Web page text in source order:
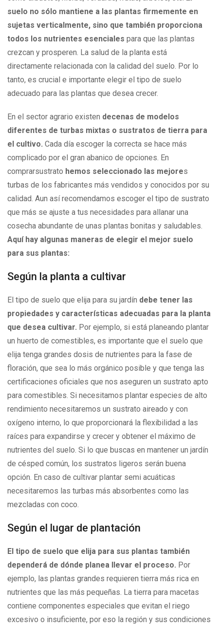
suelo no sólo mantiene a las plantas firmemente en
sujetas verticalmente, sino que también proporciona
todos los nutrientes esenciales para que las plantas
crezcan y prosperen. La salud de la planta está
directamente relacionada con la calidad del suelo. Por lo
tanto, es crucial e importante elegir el tipo de suelo
adecuado para las plantas que desea crecer.
En el sector agrario existen decenas de modelos
diferentes de turbas mixtas o sustratos de tierra para
el cultivo. Cada día escoger la correcta se hace más
complicado por el gran abanico de opciones. En
comprarsustrato hemos seleccionado las mejores
turbas de los fabricantes más vendidos y conocidos por su
calidad. Aun así recomendamos escoger el tipo de sustrato
que más se ajuste a tus necesidades para allanar una
cosecha abundante de unas plantas bonitas y saludables.
Aquí hay algunas maneras de elegir el mejor suelo
para sus plantas:
Según la planta a cultivar
El tipo de suelo que elija para su jardín debe tener las
propiedades y características adecuadas para la planta
que desea cultivar. Por ejemplo, si está planeando plantar
un huerto de comestibles, es importante que el suelo que
elija tenga grandes dosis de nutrientes para la fase de
floración, que sea lo más orgánico posible y que tenga las
certificaciones oficiales que nos aseguren un sustrato apto
para comestibles. Si necesitamos plantar especies de alto
rendimiento necesitaremos un sustrato aireado y con
oxígeno interno, lo que proporcionará la flexibilidad a las
raíces para expandirse y crecer y obtener el máximo de
nutrientes del suelo. Si lo que buscas en mantener un jardín
de césped común, los sustratos ligeros serán buena
opción. En caso de cultivar plantar semi acuáticas
necesitaremos las turbas más absorbentes como las
mezcladas con coco.
Según el lugar de plantación
El tipo de suelo que elija para sus plantas también
dependerá de dónde planea llevar el proceso. Por
ejemplo, las plantas grandes requieren tierra más rica en
nutrientes que las más pequeñas. La tierra para macetas
contiene componentes especiales que evitan el riego
excesivo o insuficiente, por eso la región y sus condiciones